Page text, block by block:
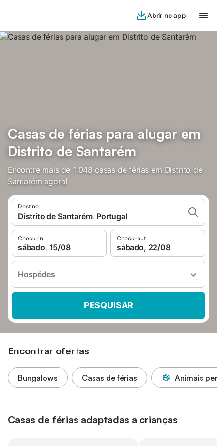
Abrir no app
Casas de férias para alugar em
Distrito de Santarém
Encontre mais de 1 048 casas de férias em Distrito de
Santarém agora!
Destino
Distrito de Santarém, Portugal
Check-in
sábado, 15/08
Check-out
sábado, 22/08
Hospédes
PESQUISAR
Encontrar ofertas
Bungalows Casas de férias Animais
Casas de férias adaptadas a crianças